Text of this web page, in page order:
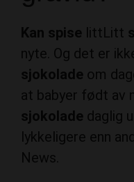
Kan spise littLitt
nyte. Og det er
sjokolade om
at babyer født av
sjokolade daglig
lykkeligere enn
News.